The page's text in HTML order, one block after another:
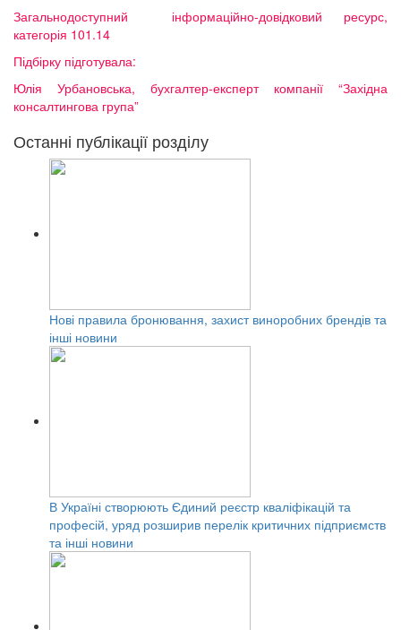
Загальнодоступний інформаційно-довідковий ресурс,
категорія 101.14
Підбірку підготувала:
Юлія Урбановська, бухгалтер-експерт компанії “Західна
консалтингова група”
Останні публікації розділу
Нові правила бронювання, захист виноробних брендів та
інші новини
В Україні створюють Єдиний реєстр кваліфікацій та
професій, уряд розширив перелік критичних підприємств
та інші новини